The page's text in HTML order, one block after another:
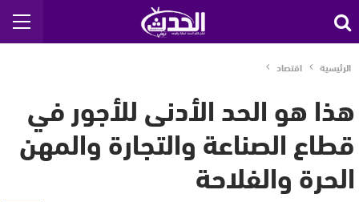
الرئيسية اقتصاد
هذا هو الحد الأدنى للأجور في
قطاع الصناعة والتجارة والمهن
الحرة والفلاحة